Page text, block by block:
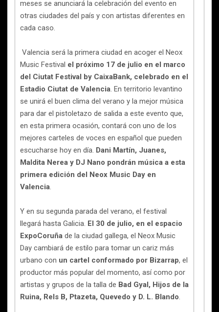
meses se anunciará la celebración del evento en
otras ciudades del país y con artistas diferentes en
cada caso.
Valencia será la primera ciudad en acoger el Neox
Music Festival el próximo 17 de julio en el marco
del Ciutat Festival by CaixaBank, celebrado en el
Estadio Ciutat de Valencia. En territorio levantino
se unirá el buen clima del verano y la mejor música
para dar el pistoletazo de salida a este evento que,
en esta primera ocasión, contará con uno de los
mejores carteles de voces en español que pueden
escucharse hoy en día. Dani Martín, Juanes,
Maldita Nerea y DJ Nano pondrán música a esta
primera edición del Neox Music Day en
Valencia.
Y en su segunda parada del verano, el festival
llegará hasta Galicia. El 30 de julio, en el espacio
ExpoCoruña de la ciudad gallega, el Neox Music
Day cambiará de estilo para tomar un cariz más
urbano con un cartel conformado por Bizarrap, el
productor más popular del momento, así como por
artistas y grupos de la talla de Bad Gyal, Hijos de la
Ruina, Rels B, Ptazeta, Quevedo y D. L. Blando.